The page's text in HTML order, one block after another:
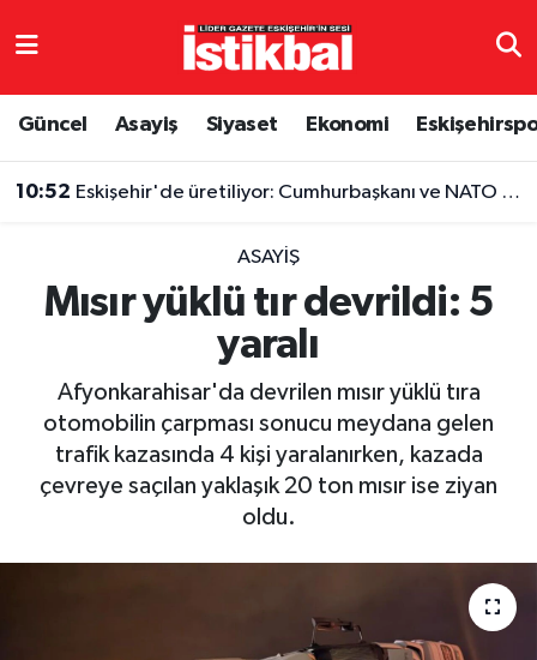
Güncel Asayiş Siyaset Ekonomi
10:52 Eskişehir'de üretiliyor: Cumhurbaşkanı ve NATO liderlerinin de tercihi oldu
ASAYIŞ
Mısır yüklü tır devrildi: 5
yaralı
Afyonkarahisar'da devrilen mısır yüklü tıra
otomobilin çarpması sonucu meydana gelen
trafik kazasında 4 kişi yaralanırken, kazada
çevreye saçılan yaklaşık 20 ton mısır ise ziyan
oldu.
Eskişehirspor
Eğitim
Ekonomi
Eskişehir Nöbetçi Eczaneler
TFF 3.Lig 4.Grup Puan Durumu ve Fikstür
Tüm Manşetler
Son Dakika Haberleri